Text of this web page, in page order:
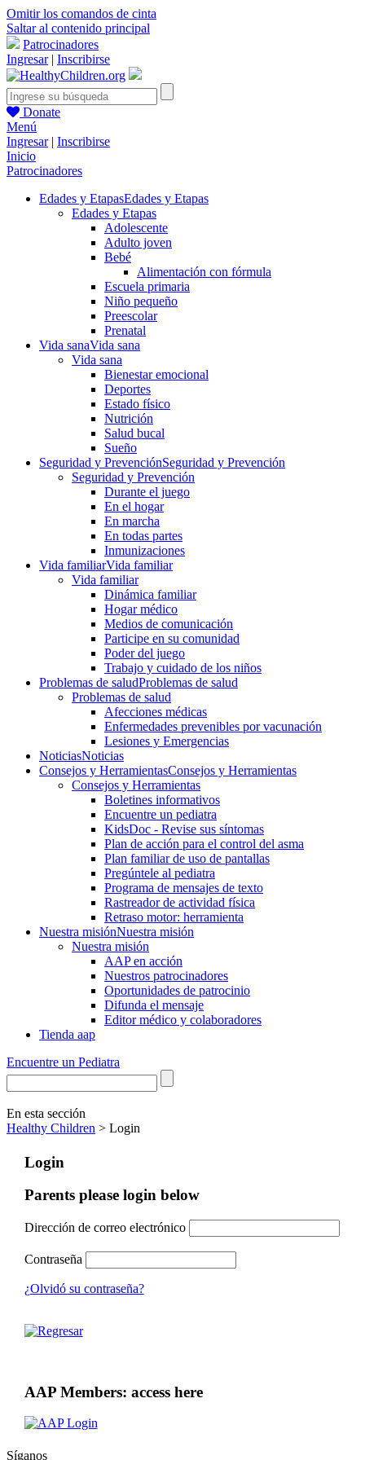
Omitir los comandos de cinta
Saltar al contenido principal
Patrocinadores
Ingresar| Inscribirse
Donate
Menú
Ingresar| Inscribirse
Inicio
Patrocinadores
Edades y EtapasEdades y Etapas
Edades y Etapas
Adolescente
Adulto joven
Bebé
Alimentación con fórmula
Escuela primaria
Niño pequeño
Preescolar
Prenatal
Vida sanaVida sana
Vida sana
Bienestar emocional
Deportes
Estado físico
Nutrición
Salud bucal
Sueño
Seguridad y PrevenciónSeguridad y Prevención
Seguridad y Prevención
Durante el juego
En el hogar
En marcha
En todas partes
Inmunizaciones
Vida familiarVida familiar
Vida familiar
Dinámica familiar
Hogar médico
Medios de comunicación
Participe en su comunidad
Poder del juego
Trabajo y cuidado de los niños
Problemas de saludProblemas de salud
Problemas de salud
Afecciones médicas
Enfermedades prevenibles por vacunación
Lesiones y Emergencias
NoticiasNoticias
Consejos y HerramientasConsejos y Herramientas
Consejos y Herramientas
Boletines informativos
Encuentre un pediatra
KidsDoc - Revise sus síntomas
Plan de acción para el control del asma
Plan familiar de uso de pantallas
Pregúntele al pediatra
Programa de mensajes de texto
Rastre​​ador de activida​d física
Retraso motor: herramienta
Nuestra misiónNuestra misión
Nuestra misión
AAP en acción
Nuestros patrocinadores
Oportunidades de patrocinio
Difunda el mensaje
Editor médico y colaboradores
Tienda aap
Encuentre un Pediatra
En esta sección
Healthy Children > Login
Login
Parents please login below
Dirección de correo electrónico
Contraseña
¿Olvidó su contraseña?
AAP Members: access here
Síganos